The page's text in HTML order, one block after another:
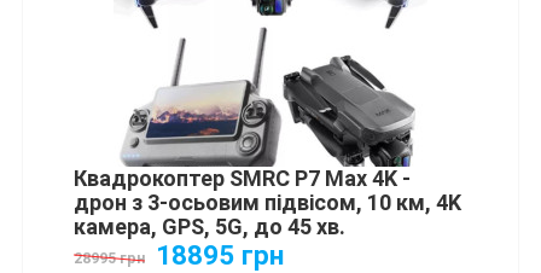
Квадрокоптер SMRC P7 Max 4K -
дрон з 3-осьовим підвісом, 10 км, 4K
камера, GPS, 5G, до 45 хв.
28995 грн 18895 грн